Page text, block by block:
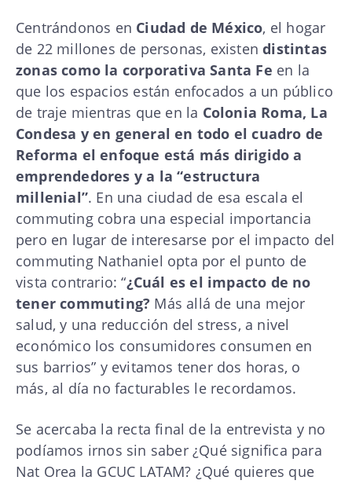
Centrándonos en Ciudad de México, el hogar
de 22 millones de personas, existendistintas
zonas como la corporativa Santa Fe en la
que los espacios están enfocados a un público
de traje mientras que en la Colonia Roma, La
Condesa y en general en todo el cuadro de
Reforma el enfoque está más dirigido a
emprendedores y a la “estructura
millenial”. En una ciudad de esa escala el
commuting cobra una especial importancia
pero en lugar de interesarse por el impacto del
commuting Nathaniel opta por el punto de
vista contrario: “¿Cuál es el impacto de no
tener commuting? Más allá de una mejor
salud, y una reducción del stress, a nivel
económico los consumidores consumen en
sus barrios” y evitamos tener dos horas, o
más, al día no facturables le recordamos.
Se acercaba la recta final de la entrevista y no
podíamos irnos sin saber ¿Qué significa para
Nat Orea la GCUC LATAM? ¿Qué quieres que